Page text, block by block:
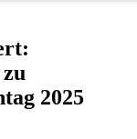
2025